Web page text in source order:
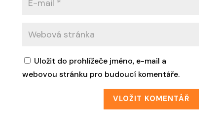
Uložit do prohlížeče jméno, e-mail a
webovou stránku pro budoucí komentáře.